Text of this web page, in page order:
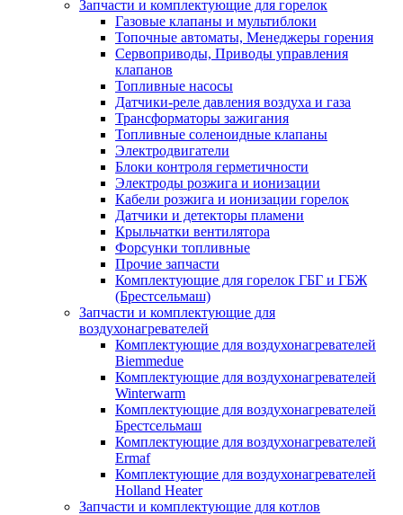
Запчасти и комплектующие для горелок
Газовые клапаны и мультиблоки
Топочные автоматы, Менеджеры горения
Сервоприводы, Приводы управления
клапанов
Топливные насосы
Датчики-реле давления воздуха и газа
Трансформаторы зажигания
Топливные соленоидные клапаны
Электродвигатели
Блоки контроля герметичности
Электроды розжига и ионизации
Кабели розжига и ионизации горелок
Датчики и детекторы пламени
Крыльчатки вентилятора
Форсунки топливные
Прочие запчасти
Комплектующие для горелок ГБГ и ГБЖ
(Брестсельмаш)
Запчасти и комплектующие для
воздухонагревателей
Комплектующие для воздухонагревателей
Biemmedue
Комплектующие для воздухонагревателей
Winterwarm
Комплектующие для воздухонагревателей
Брестсельмаш
Комплектующие для воздухонагревателей
Ermaf
Комплектующие для воздухонагревателей
Holland Heater
Запчасти и комплектующие для котлов